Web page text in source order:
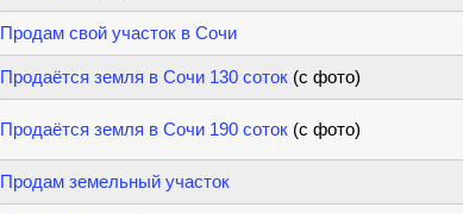
Продам свой участок в Сочи
Продаётся земля в Сочи 130 соток (с фото)
Продаётся земля в Сочи 190 соток (с фото)
Продам земельный участок